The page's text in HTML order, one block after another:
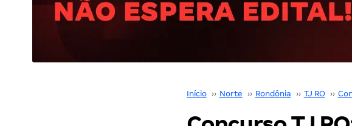
Início ›› Norte ›› Rondônia ›› TJ RO ››